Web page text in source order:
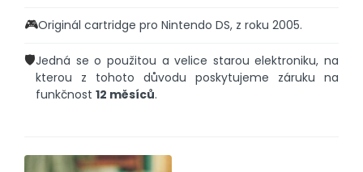
🎮Originál cartridge pro Nintendo DS, z roku 2005.
🛡️Jedná se o použitou a velice starou elektroniku, na
kterou z tohoto důvodu poskytujeme záruku na
funkčnost 12 měsíců.